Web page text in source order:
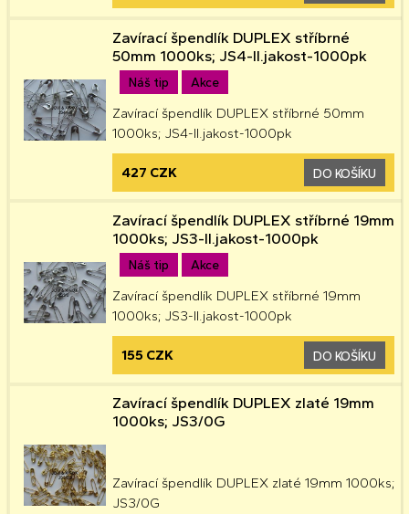
Náš tip Akce
Zavírací špendlík DUPLEX stříbrné
50mm 1000ks; JS4-II.jakost-1000pk
Zavírací špendlík DUPLEX stříbrné 50mm
1000ks; JS4-II.jakost-1000pk
427 CZK DO KOŠÍKU
Náš tip Akce
Zavírací špendlík DUPLEX stříbrné 19mm
1000ks; JS3-II.jakost-1000pk
Zavírací špendlík DUPLEX stříbrné 19mm
1000ks; JS3-II.jakost-1000pk
155 CZK DO KOŠÍKU
Zavírací špendlík DUPLEX zlaté 19mm
1000ks; JS3/0G
Zavírací špendlík DUPLEX zlaté 19mm 1000ks;
JS3/0G